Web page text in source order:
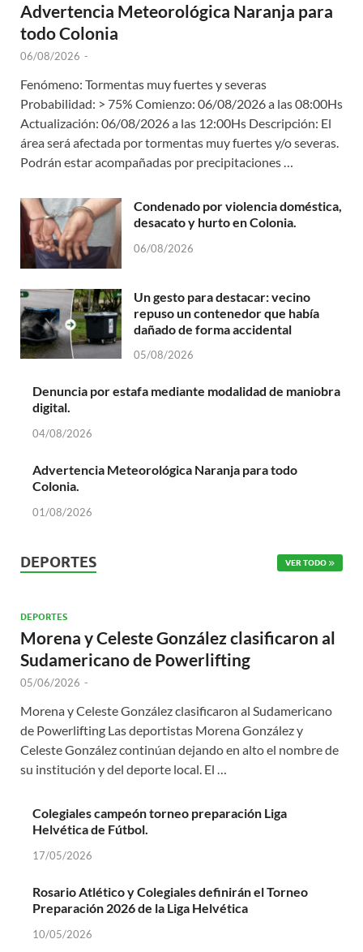
Advertencia Meteorológica Naranja para
todo Colonia
06/08/2026 -
Fenómeno: Tormentas muy fuertes y severas
Probabilidad: > 75% Comienzo: 06/08/2026 a las 08:00Hs
Actualización: 06/08/2026 a las 12:00Hs Descripción: El
área será afectada por tormentas muy fuertes y/o severas.
Podrán estar acompañadas por precipitaciones …
Condenado por violencia doméstica,
desacato y hurto en Colonia.
06/08/2026
Un gesto para destacar: vecino
repuso un contenedor que había
dañado de forma accidental
05/08/2026
Denuncia por estafa mediante modalidad de maniobra
digital.
04/08/2026
Advertencia Meteorológica Naranja para todo
Colonia.
01/08/2026
DEPORTES VER TODO
DEPORTES
Morena y Celeste González clasificaron al
Sudamericano de Powerlifting
05/06/2026 -
Morena y Celeste González clasificaron al Sudamericano
de Powerlifting Las deportistas Morena González y
Celeste González continúan dejando en alto el nombre de
su institución y del deporte local. El …
Colegiales campeón torneo preparación Liga
Helvética de Fútbol.
17/05/2026
Rosario Atlético y Colegiales definirán el Torneo
Preparación 2026 de la Liga Helvética
10/05/2026